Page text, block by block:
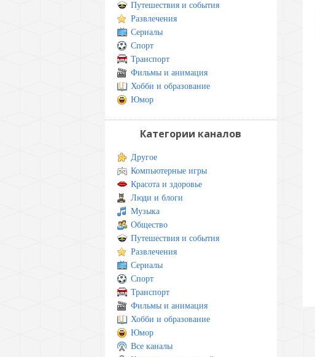
Путешествия и события
Развлечения
Сериалы
Спорт
Транспорт
Фильмы и анимация
Хобби и образование
Юмор
Категории каналов
Другое
Компьютерные игры
Красота и здоровье
Люди и блоги
Музыка
Общество
Путешествия и события
Развлечения
Сериалы
Спорт
Транспорт
Фильмы и анимация
Хобби и образование
Юмор
Все каналы